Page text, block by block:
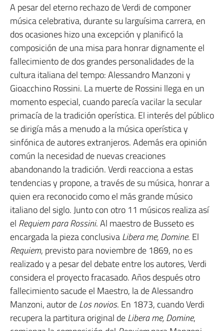
A pesar del eterno rechazo de Verdi de componer
música celebrativa, durante su larguísima carrera, en
dos ocasiones hizo una excepción y planificó la
composición de una misa para honrar dignamente el
fallecimiento de dos grandes personalidades de la
cultura italiana del tempo: Alessandro Manzoni y
Gioacchino Rossini. La muerte de Rossini llega en un
momento especial, cuando parecía vacilar la secular
primacía de la tradición operística. El interés del público
se dirigía más a menudo a la música operística y
sinfónica de autores extranjeros. Además era opinión
común la necesidad de nuevas creaciones
abandonando la tradición. Verdi reacciona a estas
tendencias y propone, a través de su música, honrar a
quien era reconocido como el más grande músico
italiano del siglo. Junto con otro 11 músicos realiza así
el Requiem para Rossini. Al maestro de Busseto es
encargada la pieza conclusivaLibera me, Domine. El
Requiem, previsto para noviembre de 1869, no es
realizado y a pesar del debate entre los autores, Verdi
considera el proyecto fracasado. Años después otro
fallecimiento sacude el Maestro, la de Alessandro
Manzoni, autor deLos novios. En 1873, cuando Verdi
recupera la partitura original deLibera me, Domine,